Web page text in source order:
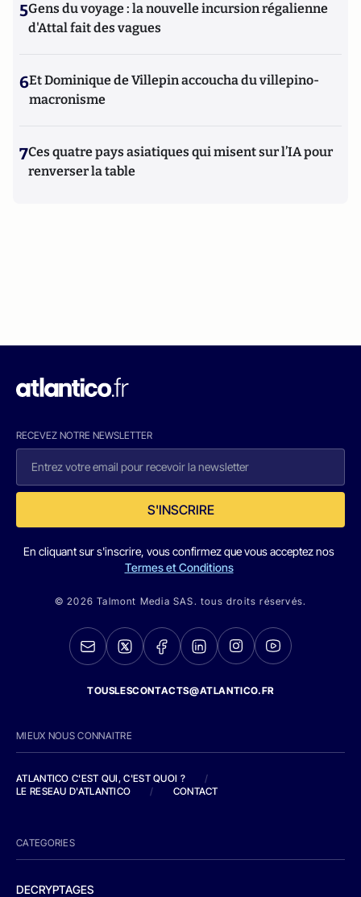
5Gens du voyage : la nouvelle incursion régalienne
d'Attal fait des vagues
6Et Dominique de Villepin accoucha du villepino-
macronisme
7Ces quatre pays asiatiques qui misent sur l’IA pour
renverser la table
RECEVEZ NOTRE NEWSLETTER
S'INSCRIRE
En cliquant sur s'inscrire, vous confirmez que vous acceptez nos
Termes et Conditions
© 2026 Talmont Media SAS. tous droits réservés.
TOUSLESCONTACTS@ATLANTICO.FR
MIEUX NOUS CONNAITRE
ATLANTICO C'EST QUI, C'EST QUOI ?
/
LE RESEAU D'ATLANTICO
/ CONTACT
CATEGORIES
DECRYPTAGES